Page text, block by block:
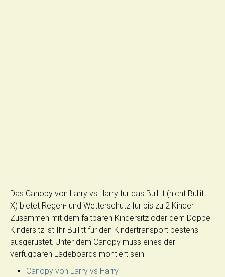
Das Canopy von Larry vs Harry für das Bullitt (nicht Bullitt
X) bietet Regen- und Wetterschutz für bis zu 2 Kinder.
Zusammen mit dem faltbaren Kindersitz oder dem Doppel-
Kindersitz ist Ihr Bullitt für den Kindertransport bestens
ausgerüstet. Unter dem Canopy muss eines der
verfügbaren Ladeboards montiert sein.
Canopy von Larry vs Harry